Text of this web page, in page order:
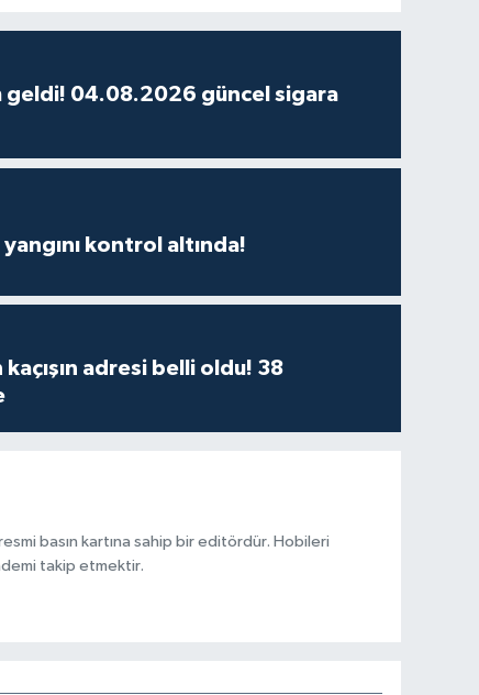
geldi! 04.08.2026 güncel sigara
kontrol altında!
kaçışın adresi belli oldu! 38
basın kartına sahip bir editördür. Hobileri
takip etmektir.